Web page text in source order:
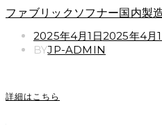
ファブリックソフナー国内製
POSTED
ON
2025年4月1日2025年4月1
BYJP-ADMIN
詳細はこちら